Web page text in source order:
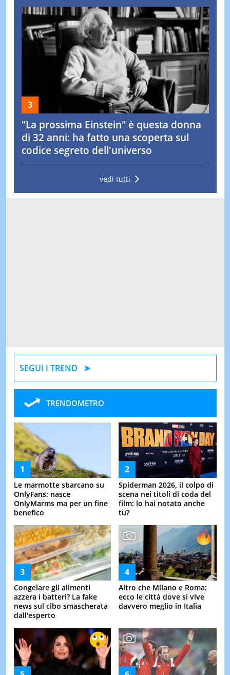
"La prossima Einstein" è questa donna
di 32 anni: ha fatto una scoperta sul
codice segreto dell'universo
vedi tutti
SEGUI I TREND
TRENDOMETRO
Le marmotte sbarcano su
OnlyFans: nasce
OnlyMarms ma per un fine
benefico
Spiderman 2026, il colpo di
scena nei titoli di coda del
film: lo hai notato anche
tu?
Congelare gli alimenti
azzera i batteri? La fake
news sul cibo smascherata
dall'esperto
Altro che Milano e Roma:
ecco le città dove si vive
davvero meglio in Italia